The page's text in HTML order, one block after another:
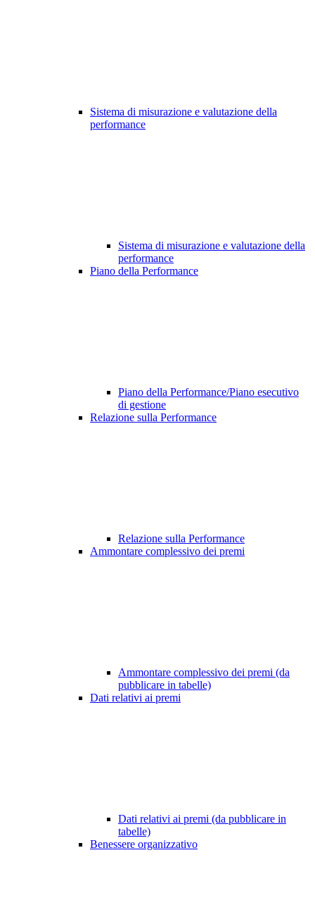
Sistema di misurazione e valutazione della
performance
Sistema di misurazione e valutazione della
performance
Piano della Performance
Piano della Performance/Piano esecutivo
di gestione
Relazione sulla Performance
Relazione sulla Performance
Ammontare complessivo dei premi
Ammontare complessivo dei premi (da
pubblicare in tabelle)
Dati relativi ai premi
Dati relativi ai premi (da pubblicare in
tabelle)
Benessere organizzativo